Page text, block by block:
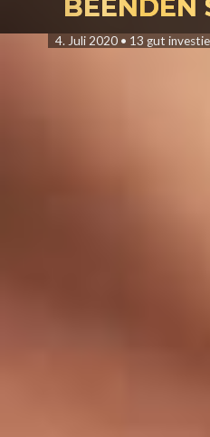
BEENDEN
4. Juli 2020 • 13 gut